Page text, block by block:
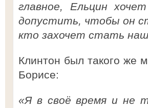
главное, Ельцин
допустить, чтобы он
кто захочет стать
Клинтон был такого же
Борисе:
«Я в своё время и не